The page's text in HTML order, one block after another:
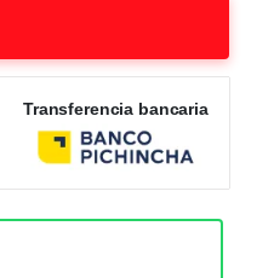
Transferencia bancaria